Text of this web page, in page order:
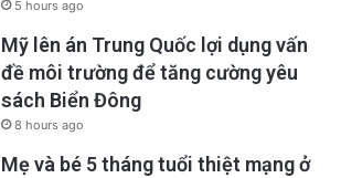
5 hours ago
Mỹ lên án Trung Quốc lợi dụng vấn
đề môi trường để tăng cường yêu
sách Biển Đông
8 hours ago
Mẹ và bé 5 tháng tuổi thiệt mạng ở